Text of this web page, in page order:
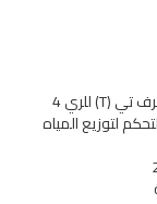
طقم وصلات حرف تي (T) للري 4
لتوزيع المياه